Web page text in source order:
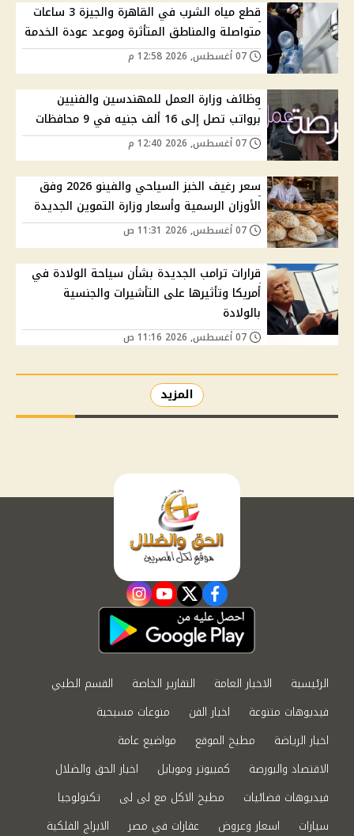
قطع مياه الشرب في القاهرة والجيزة 3 ساعات
متواصلة والمناطق المتأثرة وموعد عودة الخدمة
وظائف وزارة العمل للمهندسين والفنيين
برواتب تصل إلى 16 ألف جنيه في 9 محافظات
سعر رغيف الخبز السياحي والفينو 2026 وفق
الأوزان الرسمية وأسعار وزارة التموين الجديدة
قرارات ترامب الجديدة بشأن سياحة الولادة في
أمريكا وتأثيرها على التأشيرات والجنسية
بالولادة
المزيد
facebook
twitter
youtube
instagram
الرئيسية الاخبار العامة التقارير الخاصة
القسم الطبي
فيديوهات متنوعة
اخبار الفن
منوعات مسيحية
اخبار الرياضة
مطبخ الموقع
مواضيع عامة
الاقتصاد والبورصة
كمبيوتر وموبايل
اخبار الحق والضلال
فيديوهات فضائيات
مطبخ الاكل مع لى لى
تكنولوجيا
سيارات
اسعار وعروض عقارات في مصر الابراج الفلكية